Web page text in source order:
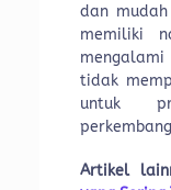
dan
memiliki
tidak
untuk
Artikel